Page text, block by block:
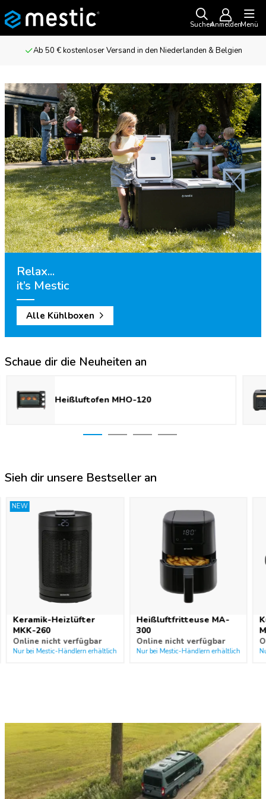
SuchenAnmeldenMenü
Ab 50 € kostenloser Versand in den Niederlanden & Belgien
Relax...
it’s Mestic
Alle Kühlboxen
Schaue dir die Neuheiten an
Heißluftofen MHO-120
Sieh dir unsere Bestseller an
NEW
Keramik-Heizlüfter
MKK-260
Online nicht verfügbar
Nur bei Mestic-Händlern erhältlich
Heißluftfritteuse MA-
300
Online nicht verfügbar
Nur bei Mestic-Händlern erhältlich